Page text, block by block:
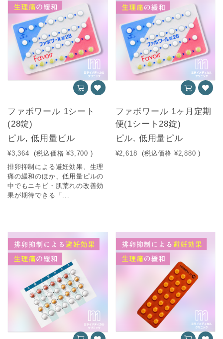
ファボワール 1シート
(28錠)
ピル, 低用量ピル
¥3,364 (税込価格 ¥3,700 )
排卵抑制による避妊効果、生理
痛の緩和のほか、低用量ピルの
中でもニキビ・肌荒れの改善効
果が期待できる「...
ファボワール 1ヶ月定期
便(1シート28錠)
ピル, 低用量ピル
¥2,618 (税込価格 ¥2,880 )